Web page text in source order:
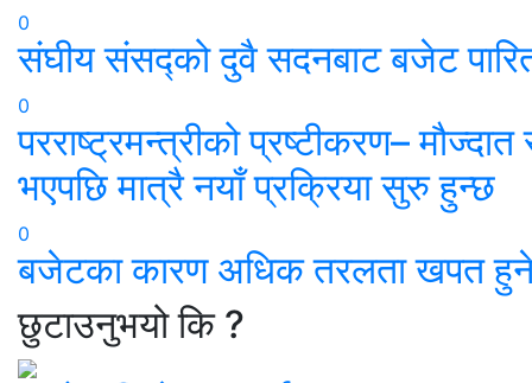
0
संघीय संसद्को दुवै सदनबाट बजेट
0
परराष्ट्रमन्त्रीको प्रष्टीकरण– मौज्दात
भएपछि मात्रै नयाँ प्रक्रिया सुरु हुन्छ
0
बजेटका कारण अधिक तरलता खपत
छुटाउनुभयो कि ?